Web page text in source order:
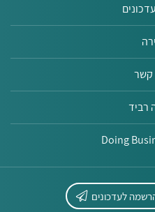
קשר
רביד
Doing
לעדכונים